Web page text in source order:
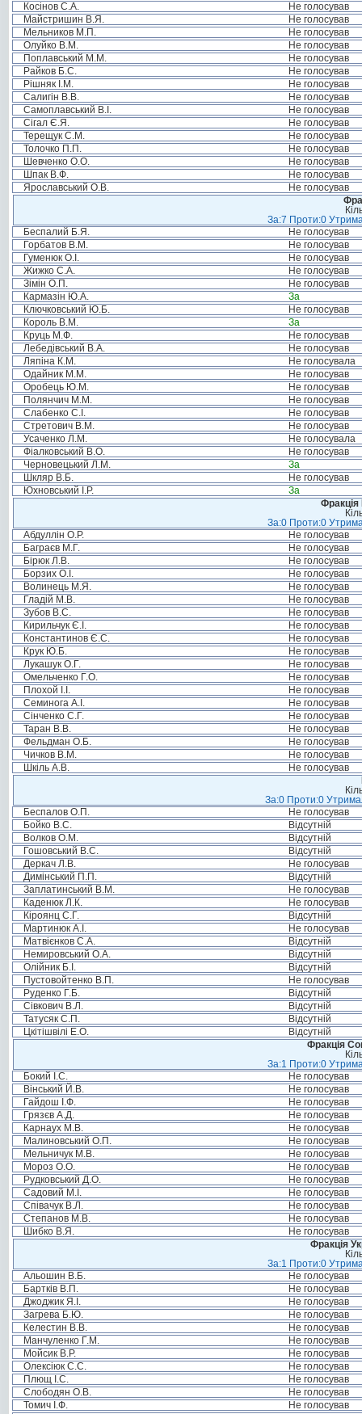
Косінов С.А.
Не голосував
Майстришин В.Я.
Не голосував
Мельников М.П.
Не голосував
Олуйко В.М.
Не голосував
Поплавський М.М.
Не голосував
Райков Б.С.
Не голосував
Рішняк І.М.
Не голосував
Салигін В.В.
Не голосував
Самоплавський В.І.
Не голосував
Сігал Є.Я.
Не голосував
Терещук С.М.
Не голосував
Толочко П.П.
Не голосував
Шевченко О.О.
Не голосував
Шпак В.Ф.
Не голосував
Ярославський О.В.
Не голосував
За:7 Проти:0
Беспалий Б.Я.
Не голосував
Горбатов В.М.
Не голосував
Гуменюк О.І.
Не голосував
Жижко С.А.
Не голосував
Зімін О.П.
Не голосував
Кармазін Ю.А.
За
Ключковський Ю.Б.
Не голосував
Король В.М.
За
Круць М.Ф.
Не голосував
Лебедівський В.А.
Не голосував
Ляпіна К.М.
Не голосувала
Одайник М.М.
Не голосував
Оробець Ю.М.
Не голосував
Полянчич М.М.
Не голосував
Слабенко С.І.
Не голосував
Стретович В.М.
Не голосував
Усаченко Л.М.
Не голосувала
Фіалковський В.О.
Не голосував
Черновецький Л.М.
За
Шкляр В.Б.
Не голосував
Юхновський І.Р.
За
За:0 Проти:0
Абдуллін О.Р.
Не голосував
Баграєв М.Г.
Не голосував
Бірюк Л.В.
Не голосував
Борзих О.І.
Не голосував
Волинець М.Я.
Не голосував
Гладій М.В.
Не голосував
Зубов В.С.
Не голосував
Кирильчук Є.І.
Не голосував
Константинов Є.С.
Не голосував
Крук Ю.Б.
Не голосував
Лукашук О.Г.
Не голосував
Омельченко Г.О.
Не голосував
Плохой І.І.
Не голосував
Семинога А.І.
Не голосував
Сінченко С.Г.
Не голосував
Таран В.В.
Не голосував
Фельдман О.Б.
Не голосував
Чичков В.М.
Не голосував
Шкіль А.В.
Не голосував
За:0 Проти:0
Беспалов О.П.
Не голосував
Бойко В.С.
Відсутній
Волков О.М.
Відсутній
Гошовський В.С.
Відсутній
Деркач Л.В.
Не голосував
Димінський П.П.
Відсутній
Заплатинський В.М.
Не голосував
Каденюк Л.К.
Не голосував
Кіроянц С.Г.
Відсутній
Мартинюк А.І.
Не голосував
Матвієнков С.А.
Відсутній
Немировський О.А.
Відсутній
Олійник Б.І.
Відсутній
Пустовойтенко В.П.
Не голосував
Руденко Г.Б.
Відсутній
Сівкович В.Л.
Відсутній
Татусяк С.П.
Відсутній
Цкітішвілі Е.О.
Відсутній
Фракція
За:1 Проти:0
Бокий І.С.
Не голосував
Вінський Й.В.
Не голосував
Гайдош І.Ф.
Не голосував
Грязєв А.Д.
Не голосував
Карнаух М.В.
Не голосував
Малиновський О.П.
Не голосував
Мельничук М.В.
Не голосував
Мороз О.О.
Не голосував
Рудковський Д.О.
Не голосував
Садовий М.І.
Не голосував
Співачук В.Л.
Не голосував
Степанов М.В.
Не голосував
Шибко В.Я.
Не голосував
Фракція
За:1 Проти:0
Альошин В.Б.
Не голосував
Бартків В.П.
Не голосував
Джоджик Я.І.
Не голосував
Загрева Б.Ю.
Не голосував
Келестин В.В.
Не голосував
Манчуленко Г.М.
Не голосував
Мойсик В.Р.
Не голосував
Олексіюк С.С.
Не голосував
Плющ І.С.
Не голосував
Слободян О.В.
Не голосував
Томич І.Ф.
Не голосував